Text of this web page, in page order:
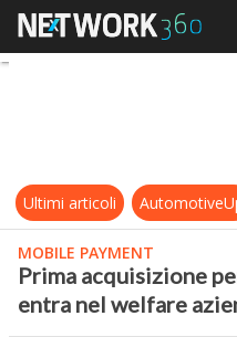
Ultimi articoli
MOBILE PAYMENT
Prima acquisizione
entra nel welfare